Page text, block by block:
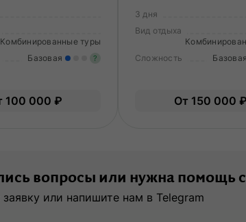
Комбинированные туры
Базовая ?
Опыт не нужен.
100 000 ₽
3 дня
Вид отдыха
Сложность
Базовая
От 150 000 ₽
вопросы или нужна помощь
заявку или напишите нам в Telegram